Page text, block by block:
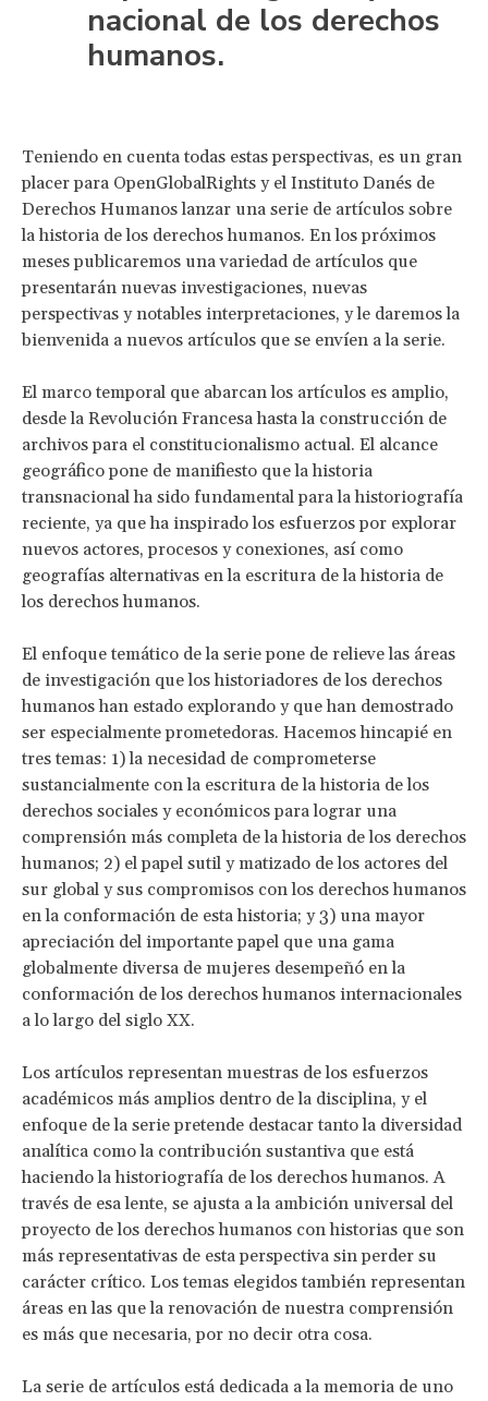
nacional de los derechos
humanos.
Teniendo en cuenta todas estas perspectivas, es un gran
placer para OpenGlobalRights y el Instituto Danés de
Derechos Humanos lanzar una serie de artículos sobre
la historia de los derechos humanos. En los próximos
meses publicaremos una variedad de artículos que
presentarán nuevas investigaciones, nuevas
perspectivas y notables interpretaciones, y le daremos la
bienvenida a nuevos artículos que se envíen a la serie.
El marco temporal que abarcan los artículos es amplio,
desde la Revolución Francesa hasta la construcción de
archivos para el constitucionalismo actual. El alcance
geográfico pone de manifiesto que la historia
transnacional ha sido fundamental para la historiografía
reciente, ya que ha inspirado los esfuerzos por explorar
nuevos actores, procesos y conexiones, así como
geografías alternativas en la escritura de la historia de
los derechos humanos.
El enfoque temático de la serie pone de relieve las áreas
de investigación que los historiadores de los derechos
humanos han estado explorando y que han demostrado
ser especialmente prometedoras. Hacemos hincapié en
tres temas: 1) la necesidad de comprometerse
sustancialmente con la escritura de la historia de los
derechos sociales y económicos para lograr una
comprensión más completa de la historia de los derechos
humanos; 2) el papel sutil y matizado de los actores del
sur global y sus compromisos con los derechos humanos
en la conformación de esta historia; y 3) una mayor
apreciación del importante papel que una gama
globalmente diversa de mujeres desempeñó en la
conformación de los derechos humanos internacionales
a lo largo del siglo XX.
Los artículos representan muestras de los esfuerzos
académicos más amplios dentro de la disciplina, y el
enfoque de la serie pretende destacar tanto la diversidad
analítica como la contribución sustantiva que está
haciendo la historiografía de los derechos humanos. A
través de esa lente, se ajusta a la ambición universal del
proyecto de los derechos humanos con historias que son
más representativas de esta perspectiva sin perder su
carácter crítico. Los temas elegidos también representan
áreas en las que la renovación de nuestra comprensión
es más que necesaria, por no decir otra cosa.
La serie de artículos está dedicada a la memoria de uno